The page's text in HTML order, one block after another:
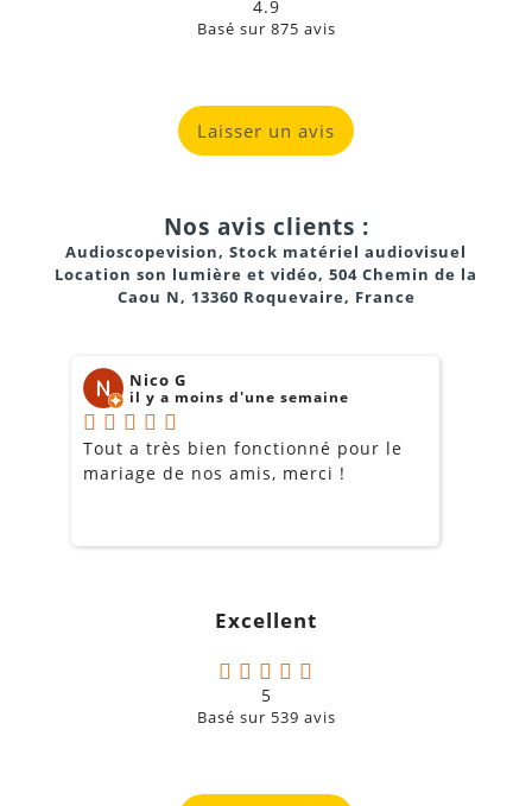
bande UHF permet une transmission stable sur
plusieurs dizaines de mètres
systèmes UHF sans interférences
4.9
Basé sur 875 avis
Laisser un avis
Nos avis clients :
Audioscopevision, Stock matériel audiovisuel
Location son lumière et vidéo, 504 Chemin de la
Caou N, 13360 Roquevaire, France
Nico G
il y a moins d'une semaine
Tout a très bien fonctionné pour le
mariage de nos amis, merci !
Excellent
5
Basé sur 539 avis